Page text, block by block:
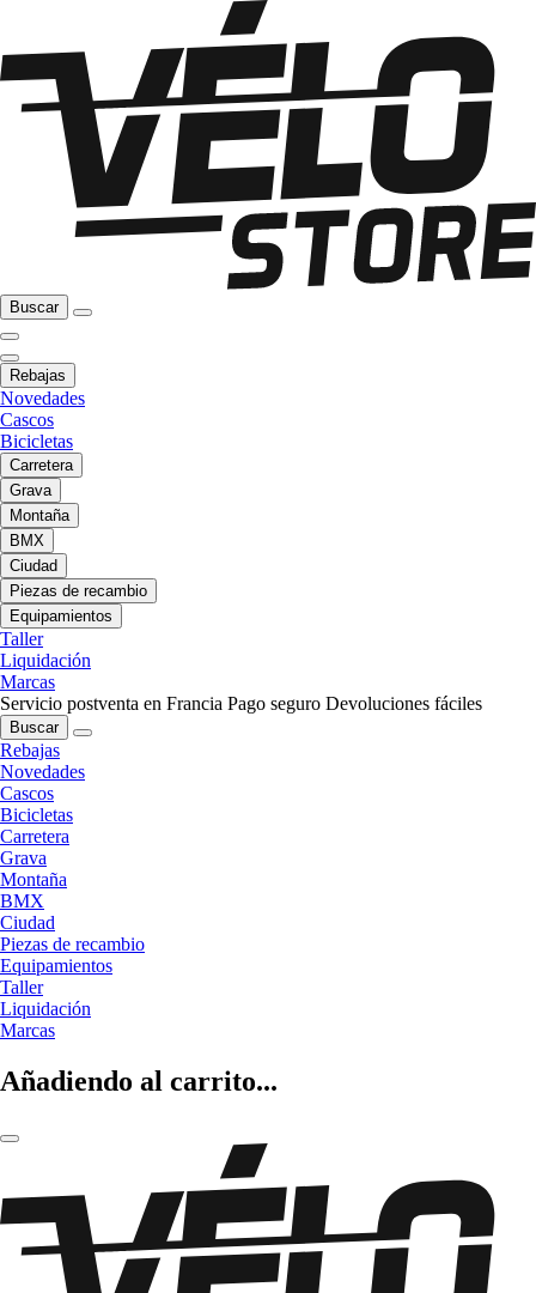
Buscar
Rebajas
Novedades
Cascos
Bicicletas
Carretera
Grava
Montaña
BMX
Ciudad
Piezas de recambio
Equipamientos
Taller
Liquidación
Marcas
Servicio postventa en Francia Pago seguro Devoluciones fáciles
Buscar
Rebajas
Novedades
Cascos
Bicicletas
Carretera
Grava
Montaña
BMX
Ciudad
Piezas de recambio
Equipamientos
Taller
Liquidación
Marcas
Añadiendo al carrito...